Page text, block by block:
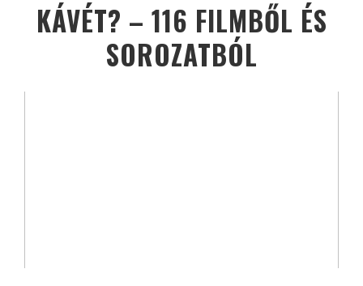
KÁVÉT? – 116 FILMBŐL ÉS
SOROZATBÓL